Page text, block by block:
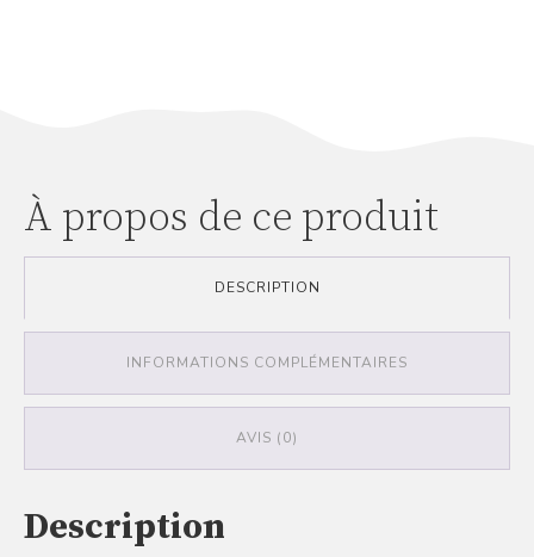
À propos de ce produit
DESCRIPTION
INFORMATIONS COMPLÉMENTAIRES
AVIS (0)
Description